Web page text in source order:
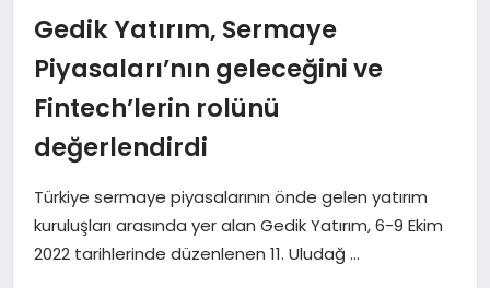
DÜNYA
EĞITIM
EKONOMI
Gedik Yatırım, Sermaye
Piyasaları’nın geleceğini ve
Fintech’lerin rolünü
değerlendirdi
Türkiye sermaye piyasalarının önde gelen yatırım
kuruluşları arasında yer alan Gedik Yatırım, 6-9 Ekim
2022 tarihlerinde düzenlenen 11. Uludağ …